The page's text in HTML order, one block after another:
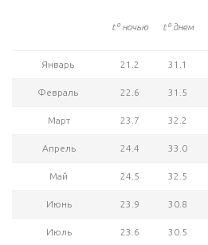
tº ночью tº днем
Январь 21.2 31.1
Февраль 22.6 31.5
Март 23.7 32.2
Апрель 24.4 33.0
Май 24.5 32.5
Июнь 23.9 30.8
Июль 23.6 30.5